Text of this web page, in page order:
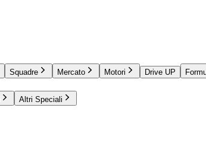
Squadre Mercato Motori Drive UP
Altri Speciali